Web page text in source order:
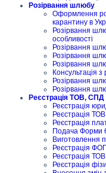
Розірвання шлюбу
Оформлення
карантину в
Розірвання
особливості
Розірвання
Розірвання
Розірвання
Консультація
Розірвання
Розірвання
Реєстрація ТОВ, СПД
Реєстрація
Реєстрація
Реєстрація
Подача Форми
Виготовлення
Реєстрація
Реєстрація
Реєстрація